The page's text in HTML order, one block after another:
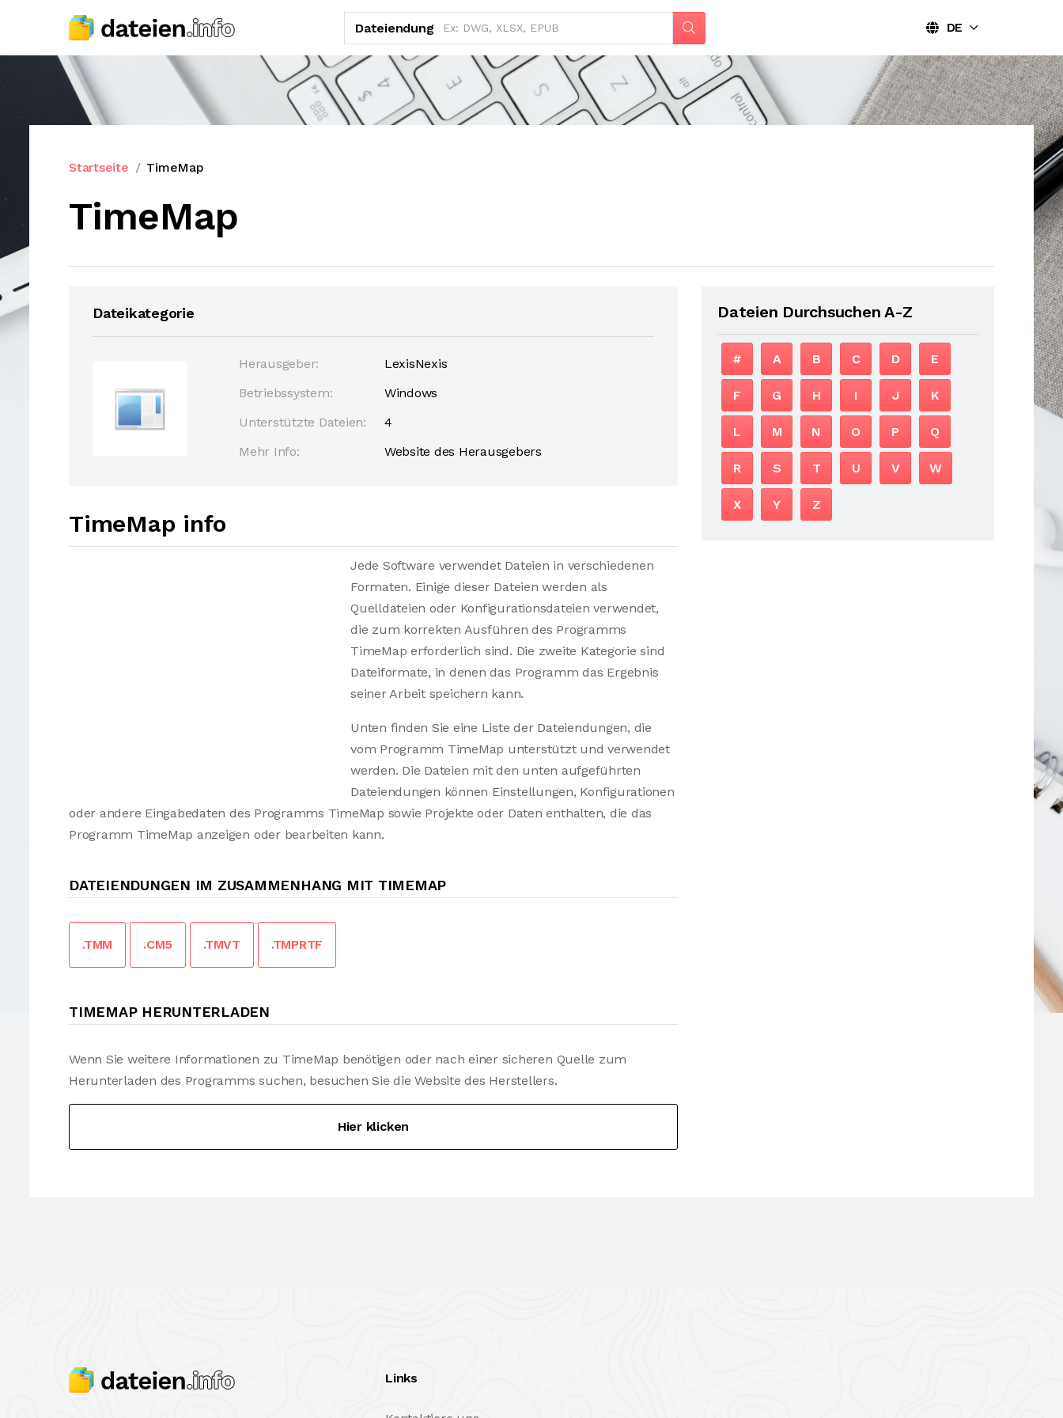
Dateiendung DE
Startseite TimeMap
TimeMap
Dateikategorie
Herausgeber:
LexisNexis
Betriebssystem:
Windows
Unterstützte Dateien:
4
Mehr Info:
Website des Herausgebers
TimeMap info
Jede Software verwendet Dateien in verschiedenen
Formaten. Einige dieser Dateien werden als
Quelldateien oder Konfigurationsdateien verwendet,
die zum korrekten Ausführen des Programms
TimeMap erforderlich sind. Die zweite Kategorie sind
Dateiformate, in denen das Programm das Ergebnis
seiner Arbeit speichern kann.
Unten finden Sie eine Liste der Dateiendungen, die
vom Programm TimeMap unterstützt und verwendet
werden. Die Dateien mit den unten aufgeführten
Dateiendungen können Einstellungen, Konfigurationen
oder andere Eingabedaten des Programms TimeMap sowie Projekte oder Daten enthalten, die das
Programm TimeMap anzeigen oder bearbeiten kann.
DATEIENDUNGEN IM ZUSAMMENHANG MIT TIMEMAP
.TMM .CM5 .TMVT .TMPRTF
TIMEMAP HERUNTERLADEN
Wenn Sie weitere Informationen zu TimeMap benötigen oder nach einer sicheren Quelle zum
Herunterladen des Programms suchen, besuchen Sie die Website des Herstellers.
Hier klicken
Dateien Durchsuchen A-Z
# A B C D E
F G H I J K
L M N O P Q
R S T U V W
X Y Z
Links